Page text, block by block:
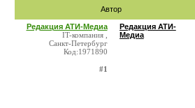
Автор
Редакция АТИ-Медиа
IT-компания ,
Санкт-Петербург
Код:1971890
#1
Редакция АТИ-
Медиа